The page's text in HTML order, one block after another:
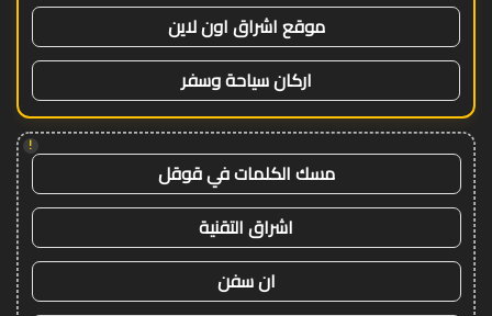
موقع اشراق اون لاين
اركان سياحة وسفر
!
مسك الكلمات في قوقل
اشراق التقنية
ان سفن